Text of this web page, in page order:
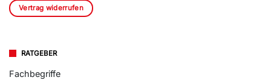
Vertrag widerrufen
RATGEBER
Fachbegriffe